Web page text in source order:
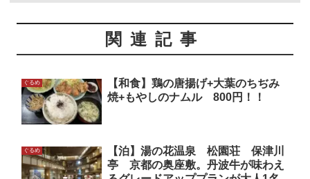
関連記事
ぐるめ
【和食】鶏の唐揚げ+大葉のちぢみ
焼+もやしのナムル 800円！！
ぐるめ
【泊】湯の花温泉 松園荘 保津川
亭 京都の奥座敷。丹波牛が味わえ